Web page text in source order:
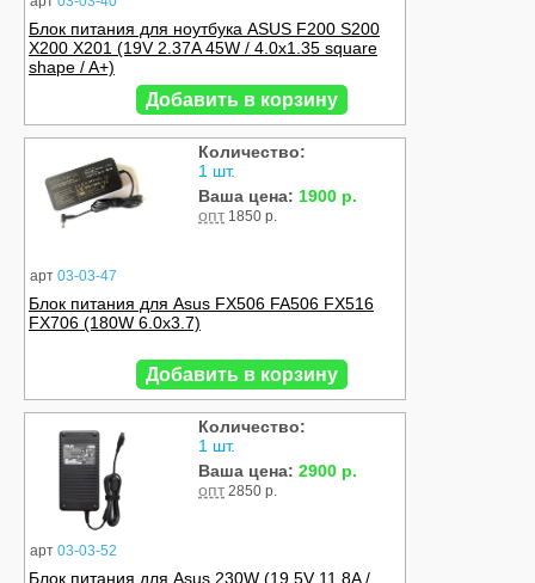
Блок питания для ноутбука ASUS F200 S200
X200 X201 (19V 2.37A 45W / 4.0x1.35 square
shape / A+)
Добавить в корзину
арт 03-03-47
Количество:
1 шт.
Ваша цена: 1900 р.
опт 1850 р.
Блок питания для Asus FX506 FA506 FX516
FX706 (180W 6.0x3.7)
Добавить в корзину
арт 03-03-52
Количество:
1 шт.
Ваша цена: 2900 р.
опт 2850 р.
Блок питания для Asus 230W (19.5V 11.8A /